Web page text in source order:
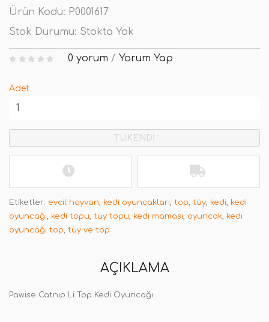
Ürün Kodu: P0001617
Stok Durumu: Stokta Yok
0 yorum / Yorum Yap
Adet
TÜKENDİ
Etiketler: evcil hayvan, kedi oyuncakları, top, tüy, kedi, kedi
oyuncağı, kedi topu, tüy topu, kedi maması, oyuncak, kedi
oyuncağı top, tüy ve top
AÇIKLAMA
Pawise Catnıp Li Top Kedi Oyuncağı